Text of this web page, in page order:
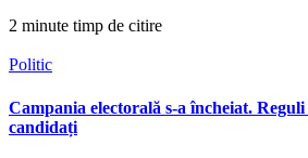
2 minute timp de citire
Politic
Campania electorală s-a încheiat.
candidați